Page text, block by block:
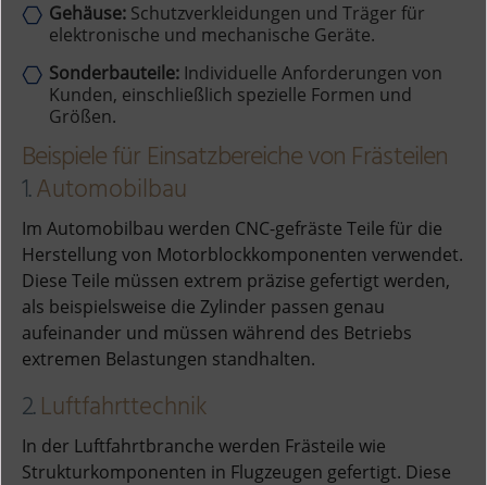
Gehäuse: Schutzverkleidungen und Träger für
elektronische und mechanische Geräte.
Sonderbauteile: Individuelle Anforderungen von
Kunden, einschließlich spezielle Formen und
Größen.
Beispiele für Einsatzbereiche von Frästeilen
1.Automobilbau
Im Automobilbau werden CNC-gefräste Teile für die
Herstellung von Motorblockkomponenten verwendet.
Diese Teile müssen extrem präzise gefertigt werden,
als beispielsweise die Zylinder passen genau
aufeinander und müssen während des Betriebs
extremen Belastungen standhalten.
2.Luftfahrttechnik
In der Luftfahrtbranche werden Frästeile wie
Strukturkomponenten in Flugzeugen gefertigt. Diese